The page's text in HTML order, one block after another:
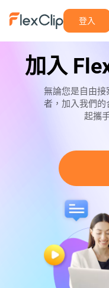
登入
加入
無論您是自由
者，加入我們的
起攜